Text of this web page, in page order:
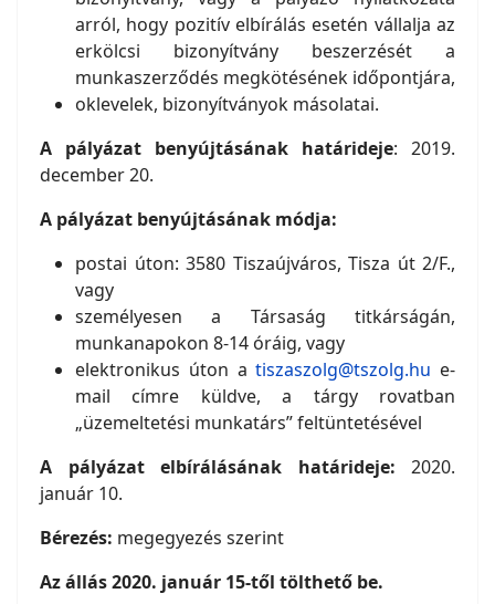
arról, hogy pozitív elbírálás esetén vállalja az
erkölcsi bizonyítvány beszerzését a
munkaszerződés megkötésének időpontjára,
oklevelek, bizonyítványok másolatai.
A pályázat benyújtásának határideje: 2019.
december 20.
A pályázat benyújtásának módja:
postai úton: 3580 Tiszaújváros, Tisza út 2/F.,
vagy
személyesen a Társaság titkárságán,
munkanapokon 8-14 óráig, vagy
elektronikus úton atiszaszolg@tszolg.hu e-
mail címre küldve, a tárgy rovatban
„üzemeltetési munkatárs” feltüntetésével
A pályázat elbírálásának határideje: 2020.
január 10.
Bérezés: megegyezés szerint
Az állás 2020. január 15-től tölthető be.